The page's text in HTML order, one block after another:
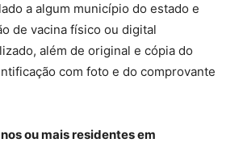
a algum município do estado e
de vacina físico ou digital
além de original e cópia do
com foto e do comprovante
ou mais residentes em